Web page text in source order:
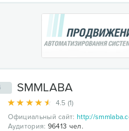
SMMLABA
4.5 (1)
Официальный сайт: http://
Аудитория: 96413 чел.